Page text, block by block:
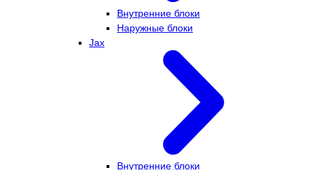
Внутренние блоки
Наружные блоки
Jax
Внутренние блоки